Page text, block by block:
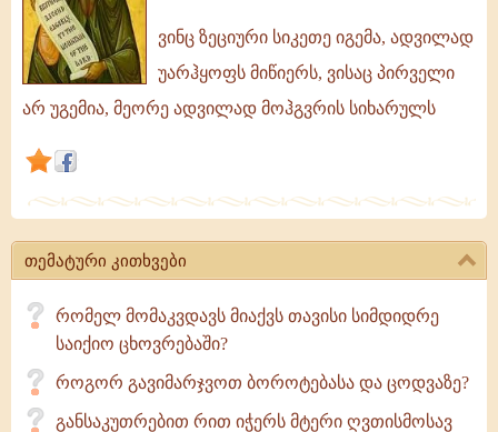
ვინც
ზეციური
სიკეთე
ადვილად
უარჰყოფს
მიწიერს,
ვისაც
პირველი
არ
უგემია,
მეორე
ადვილად
მოჰგვრის
ვინც ზეციური სიკეთე იგემა, ადვილად
უარჰყოფს მიწიერს, ვისაც პირველი
არ უგემია, მეორე ადვილად მოჰგვრის სიხარულს
თემატური კითხვები
რომელ მომაკვდავს მიაქვს თავისი სიმდიდრე
საიქიო ცხოვრებაში?
როგორ გავიმარჯვოთ ბოროტებასა და ცოდვაზე?
განსაკუთრებით რით იჭერს მტერი ღვთისმოსავ